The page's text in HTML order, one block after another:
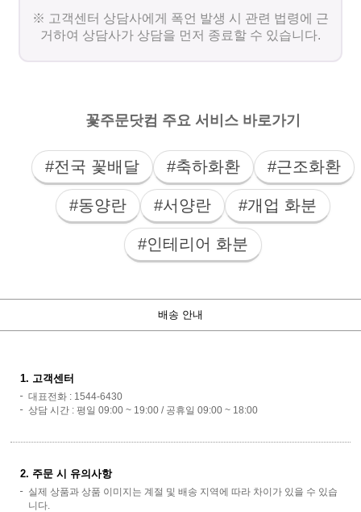
※ 고객센터 상담사에게 폭언 발생 시 관련 법령에 근
거하여 상담사가 상담을 먼저 종료할 수 있습니다.
꽃주문닷컴 주요 서비스 바로가기
#전국 꽃배달 #축하화환 #근조화환
#동양란 #서양란 #개업 화분
#인테리어 화분
배송 안내
1. 고객센터
대표전화 : 1544-6430
상담 시간 : 평일 09:00 ~ 19:00 / 공휴일 09:00 ~ 18:00
2. 주문 시 유의사항
실제 상품과 상품 이미지는 계절 및 배송 지역에 따라 차이가 있을 수 있습
니다.